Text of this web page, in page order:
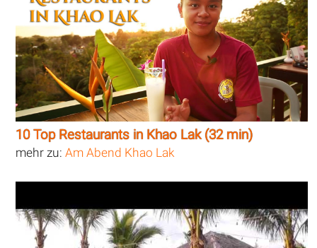
10 Top Restaurants in Khao Lak (32 min)
mehr zu:Am Abend Khao Lak